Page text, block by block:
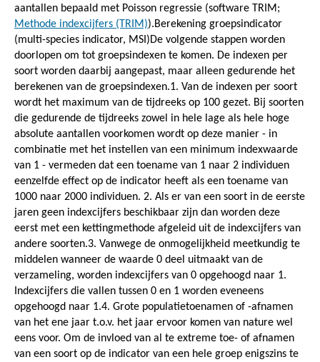
aantallen bepaald met Poisson regressie (software TRIM;
Methode indexcijfers (TRIM)).Berekening groepsindicator
(multi-species indicator, MSI)De volgende stappen worden
doorlopen om tot groepsindexen te komen. De indexen per
soort worden daarbij aangepast, maar alleen gedurende het
berekenen van de groepsindexen.1. Van de indexen per soort
wordt het maximum van de tijdreeks op 100 gezet. Bij soorten
die gedurende de tijdreeks zowel in hele lage als hele hoge
absolute aantallen voorkomen wordt op deze manier - in
combinatie met het instellen van een minimum indexwaarde
van 1 - vermeden dat een toename van 1 naar 2 individuen
eenzelfde effect op de indicator heeft als een toename van
1000 naar 2000 individuen. 2. Als er van een soort in de eerste
jaren geen indexcijfers beschikbaar zijn dan worden deze
eerst met een kettingmethode afgeleid uit de indexcijfers van
andere soorten.3. Vanwege de onmogelijkheid meetkundig te
middelen wanneer de waarde 0 deel uitmaakt van de
verzameling, worden indexcijfers van 0 opgehoogd naar 1.
Indexcijfers die vallen tussen 0 en 1 worden eveneens
opgehoogd naar 1.4. Grote populatietoenamen of -afnamen
van het ene jaar t.o.v. het jaar ervoor komen van nature wel
eens voor. Om de invloed van al te extreme toe- of afnamen
van een soort op de indicator van een hele groep enigszins te